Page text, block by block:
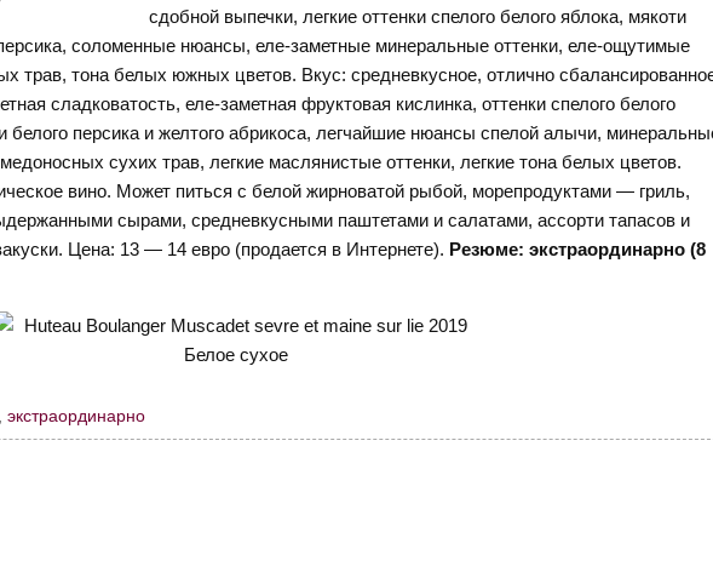
сдобной выпечки, легкие оттенки спелого белого яблока, мякоти
соломенные нюансы, еле-заметные минеральные оттенки, еле-ощутимые
трав, тона белых южных цветов. Вкус: средневкусное, отлично
сладковатость, еле-заметная фруктовая кислинка, оттенки спелого белого
белого персика и желтого абрикоса, легчайшие нюансы спелой алычи,
сухих трав, легкие маслянистые оттенки, легкие тона белых цветов.
вино. Может питься с белой жирноватой рыбой, морепродуктами — гриль,
сырами, средневкусными паштетами и салатами, ассорти тапасов и
Цена: 13 — 14 евро (продается в Интернете). Резюме: экстраординарно (8
,экстраординарно